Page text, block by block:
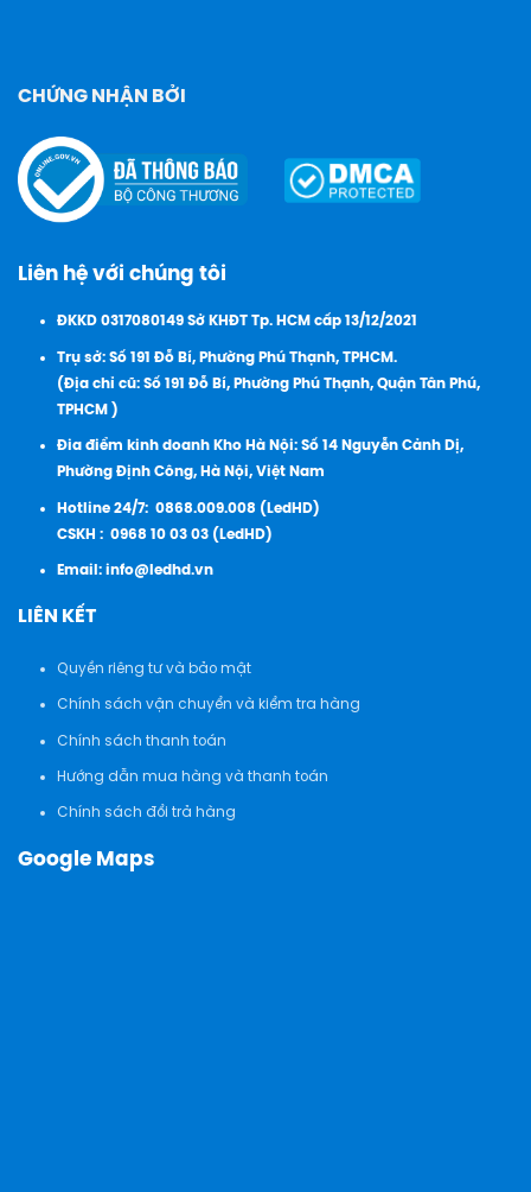
CHỨNG NHẬN BỞI
Liên hệ với chúng tôi
ĐKKD 0317080149 Sở KHĐT Tp. HCM cấp 13/12/2021
Trụ sở: Số 191 Đỗ Bí, Phường Phú Thạnh, TPHCM.
(Địa chỉ cũ: Số 191 Đỗ Bí, Phường Phú Thạnh, Quận Tân Phú,
TPHCM )
Đia điểm kinh doanh Kho Hà Nội: Số 14 Nguyễn Cảnh Dị,
Phường Định Công, Hà Nội, Việt Nam
Hotline 24/7: 0868.009.008 (LedHD)
CSKH : 0968 10 03 03 (LedHD)
Email:info@ledhd.vn
LIÊN KẾT
Quyền riêng tư và bảo mật
Chính sách vận chuyển và kiểm tra hàng
Chính sách thanh toán
Hướng dẫn mua hàng và thanh toán
Chính sách đổi trả hàng
Google Maps